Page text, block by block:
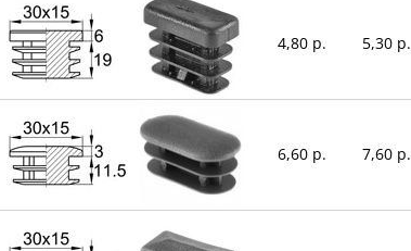
4,80 р. 5,30 р.
6,60 р. 7,60 р.